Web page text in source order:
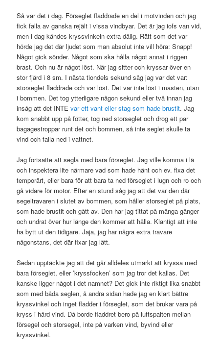
Så var det i dag. Förseglet fladdrade en del i motvinden och jag
fick falla av ganska rejält i vissa vindbyar. Det är jag iofs van vid,
men i dag kändes kryssvinkeln extra dålig. Rätt som det var
hörde jag det där ljudet som man absolut inte vill höra: Snapp!
Något gick sönder. Något som ska hålla något annat i riggen
brast. Och nu är något löst. När jag sitter och kryssar över en
stor fjärd i 8 sm. I nästa tiondels sekund såg jag var det var:
storseglet fladdrade och var löst. Det var inte löst i masten, utan
i bommen. Det tog ytterligare någon sekund eller två innan jag
insåg att det INTEvar ett vant eller stag som hade brustit. Jag
kom snabbt upp på fötter, tog ned storseglet och drog ett par
bagagestroppar runt det och bommen, så inte seglet skulle ta
vind och falla ned i vattnet.
Jag fortsatte att segla med bara förseglet. Jag ville komma i lä
och inspektera lite närmare vad som hade hänt och ev. fixa det
temporärt, eller bara för att bara ta ned förseglet i lugn och ro och
gå vidare för motor. Efter en stund såg jag att det var den där
segeltravaren i slutet av bommen, som håller storseglet på plats,
som hade brustit och gått av. Den har jag tittat på många gånger
och undrat över hur länge den kommer att hålla. Klantigt att inte
ha bytt ut den tidigare. Jaja, jag har några extra travare
någonstans, det där fixar jag lätt.
Sedan upptäckte jag att det går alldeles utmärkt att kryssa med
bara förseglet, eller ’kryssfocken’ som jag tror det kallas. Det
kanske ligger något i det namnet? Det gick inte riktigt lika snabbt
som med båda seglen, å andra sidan hade jag en klart bättre
kryssvinkel och inget fladder i förseglet, som det brukar vara på
kryss i hård vind. Då borde fladdret bero på luftspalten mellan
försegel och storsegel, inte på varken vind, byvind eller
kryssvinkel.